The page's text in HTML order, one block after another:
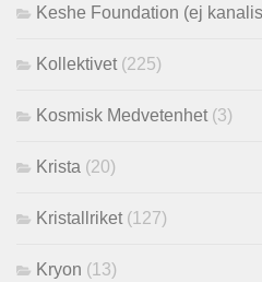
Keshe Foundation (ej
Kollektivet (225)
Kosmisk Medvetenhet (3)
Krista (20)
Kristallriket (127)
Kryon (13)